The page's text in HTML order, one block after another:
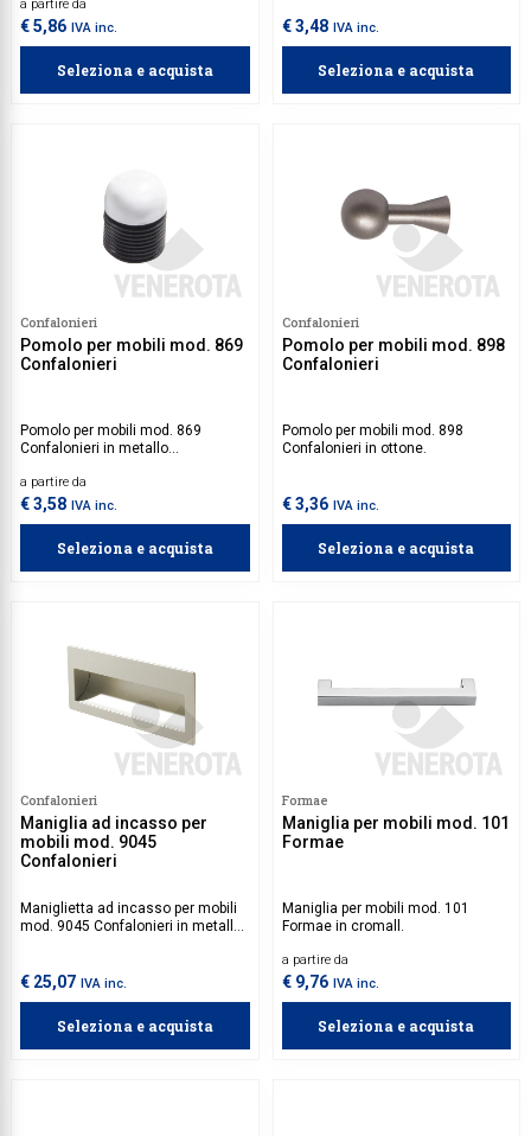
a partire da
€ 5,86 IVA inc.
Seleziona e acquista
€ 3,48 IVA inc.
Seleziona e acquista
Confalonieri
Pomolo per mobili mod. 869
Confalonieri
Pomolo per mobili mod. 869
Confalonieri in metallo
a partire da
€ 3,58 IVA inc.
Seleziona e acquista
Confalonieri
Pomolo per mobili mod. 898
Confalonieri
Pomolo per mobili mod. 898
Confalonieri in ottone.
€ 3,36 IVA inc.
Seleziona e acquista
Confalonieri
Maniglia ad incasso per
mobili mod. 9045
Confalonieri
Maniglietta ad incasso per mobili
mod. 9045 Confalonieri in metallo
€ 25,07 IVA inc.
Seleziona e acquista
Formae
Maniglia per mobili mod. 101
Formae
Maniglia per mobili mod. 101
Formae in cromall.
a partire da
€ 9,76 IVA inc.
Seleziona e acquista